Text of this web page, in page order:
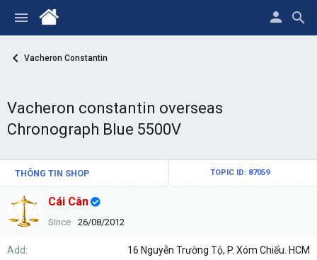
Vacheron Constantin
Vacheron constantin overseas
Chronograph Blue 5500V
THÔNG TIN SHOP TOPIC ID: 87059
Cái Cân
Since 26/08/2012
Add
16 Nguyễn Trường Tộ, P. Xóm Chiếu. HCM